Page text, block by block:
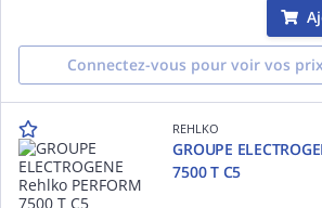
Connectez-vous pour voir vos
REHLKO
GROUPE
7500 T C5